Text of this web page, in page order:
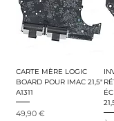
CARTE MÈRE LOGIC
BOARD POUR IMAC 21,5"
A1311
Prix
49,90 €